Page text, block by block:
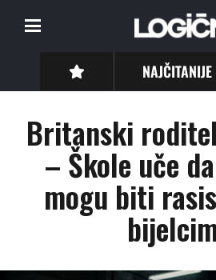
NAJČITANIJE
Britanski
– Škole uče
mogu biti